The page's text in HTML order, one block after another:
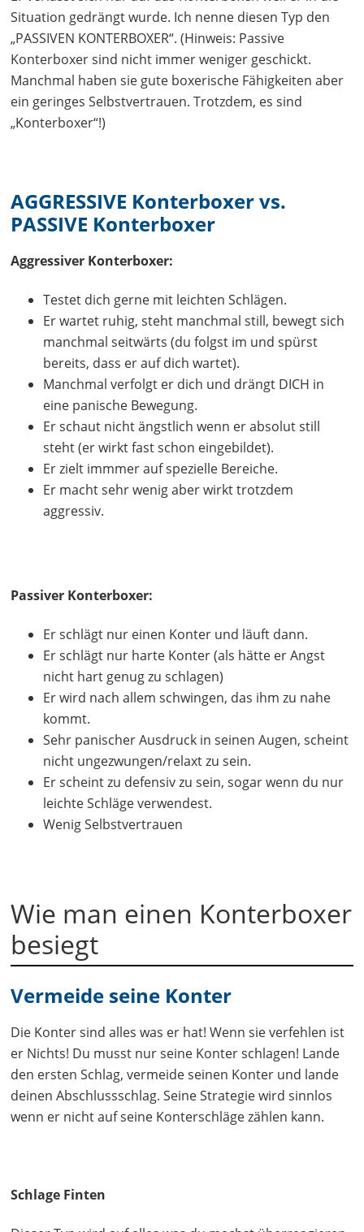
Situation gedrängt wurde. Ich nenne diesen Typ den
„PASSIVEN KONTERBOXER“. (Hinweis: Passive
Konterboxer sind nicht immer weniger geschickt.
Manchmal haben sie gute boxerische Fähigkeiten aber
ein geringes Selbstvertrauen. Trotzdem, es sind
„Konterboxer“!)
AGGRESSIVE Konterboxer vs.
PASSIVE Konterboxer
Aggressiver Konterboxer:
Testet dich gerne mit leichten Schlägen.
Er wartet ruhig, steht manchmal still, bewegt sich
manchmal seitwärts (du folgst im und spürst
bereits, dass er auf dich wartet).
Manchmal verfolgt er dich und drängt DICH in
eine panische Bewegung.
Er schaut nicht ängstlich wenn er absolut still
steht (er wirkt fast schon eingebildet).
Er zielt immmer auf spezielle Bereiche.
Er macht sehr wenig aber wirkt trotzdem
aggressiv.
Passiver Konterboxer:
Er schlägt nur einen Konter und läuft dann.
Er schlägt nur harte Konter (als hätte er Angst
nicht hart genug zu schlagen)
Er wird nach allem schwingen, das ihm zu nahe
kommt.
Sehr panischer Ausdruck in seinen Augen, scheint
nicht ungezwungen/relaxt zu sein.
Er scheint zu defensiv zu sein, sogar wenn du nur
leichte Schläge verwendest.
Wenig Selbstvertrauen
Wie man einen Konterboxer
besiegt
Vermeide seine Konter
Die Konter sind alles was er hat! Wenn sie verfehlen ist
er Nichts! Du musst nur seine Konter schlagen! Lande
den ersten Schlag, vermeide seinen Konter und lande
deinen Abschlussschlag. Seine Strategie wird sinnlos
wenn er nicht auf seine Konterschläge zählen kann.
Schlage Finten